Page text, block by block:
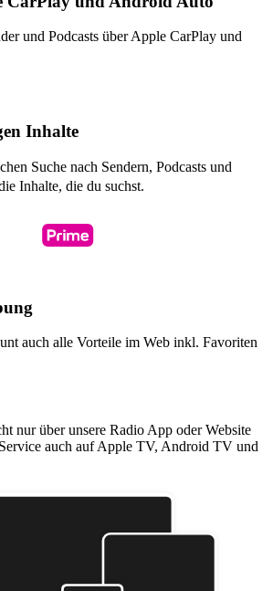
und Podcasts über Apple CarPlay und
Inhalte
Suche nach Sendern, Podcasts und
Inhalte, die du suchst.
auch alle Vorteile im Web inkl. Favoriten
nur über unsere Radio App oder Website
auch auf Apple TV, Android TV und